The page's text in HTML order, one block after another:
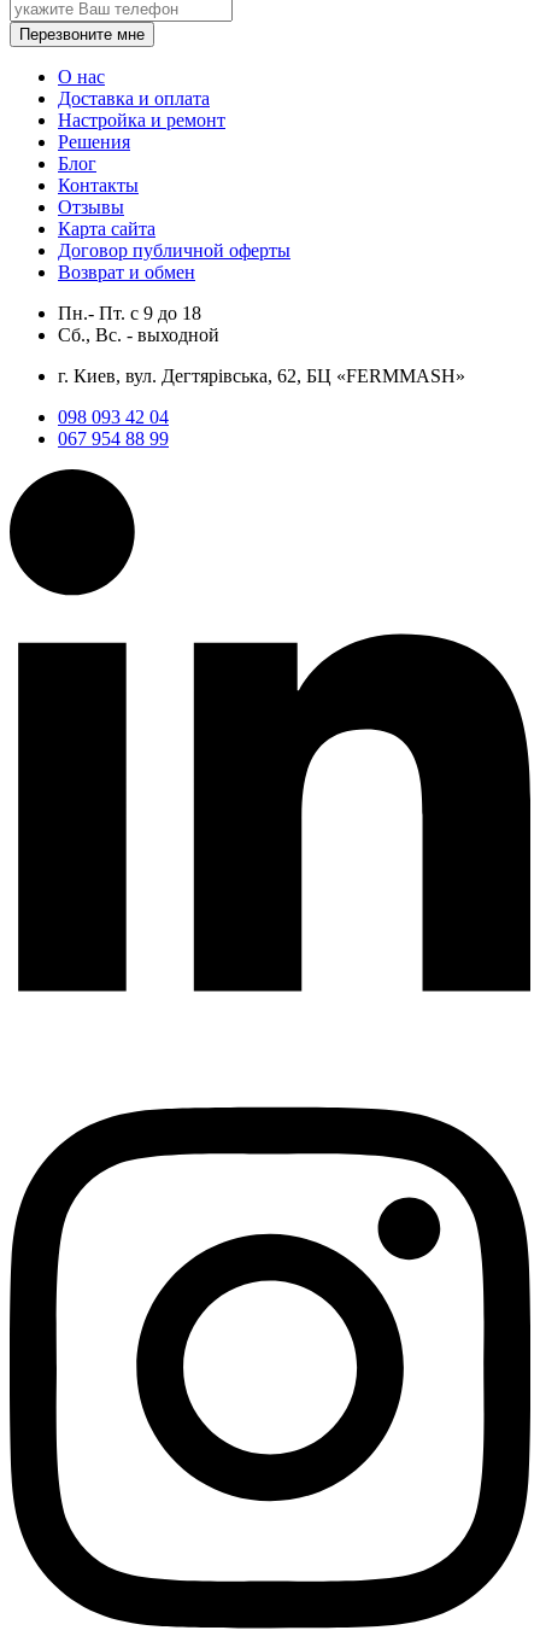
Перезвоните мне
О нас
Доставка и оплата
Настройка и ремонт
Решения
Блог
Контакты
Отзывы
Карта сайта
Договор публичной оферты
Возврат и обмен
Пн.- Пт. с 9 до 18
Сб., Вс. - выходной
г. Киев, вул. Дегтярівська, 62, БЦ «FERMMASH»
098 093 42 04
067 954 88 99